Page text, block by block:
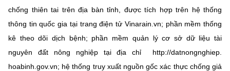
chống thiên tai trên địa bàn tỉnh, được tích hợp trên hệ thống
thông tin quốc gia tại trang điện tử Vinarain.vn; phần mềm thống
kê theo dõi dịch bệnh; phần mềm quản lý cơ sở dữ liệu tài
nguyên đất nông nghiệp tại địa chỉ http://datnongnghiep.
hoabinh.gov.vn; hệ thống truy xuất nguồn gốc xác thực chống giả